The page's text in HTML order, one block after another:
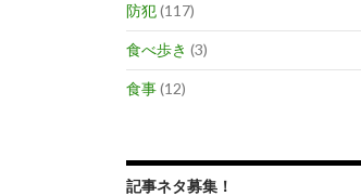
防犯(117)
食べ歩き (3)
食事(12)
記事ネタ募集！